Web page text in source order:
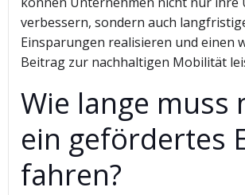
verbessern, sondern auch
Einsparungen realisieren und einen
Beitrag zur nachhaltigen Mobilität
Wie lange muss
ein gefördertes
fahren?